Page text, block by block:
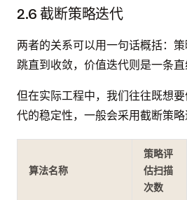
2.6 截断策略迭代
两者的关系可以用一句话概括：
跳直到收敛，价值迭代则是一条
但在实际工程中，我们往往既想
代的稳定性，一般会采用截断策略
算法名称
策略评
估扫描
次数